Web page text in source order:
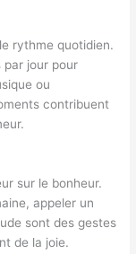
rythme quotidien.
par jour pour
ou
contribuent
sur le bonheur.
appeler un
sont des gestes
de la joie.